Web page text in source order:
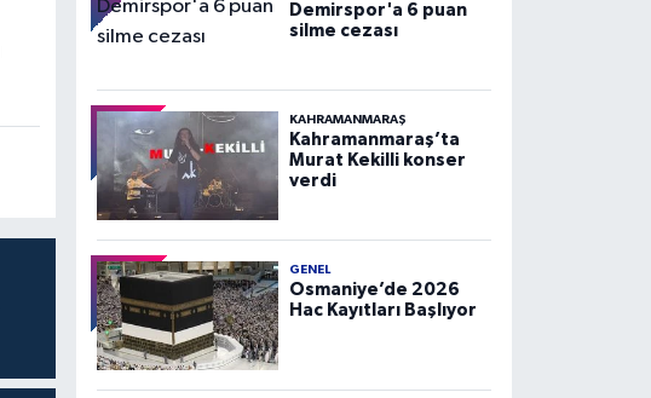
Demirspor'a 6 puan
silme cezası
KAHRAMANMARAŞ
Kahramanmaraş’ta
Murat Kekilli konser
verdi
GENEL
Osmaniye’de 2026
Hac Kayıtları Başlıyor